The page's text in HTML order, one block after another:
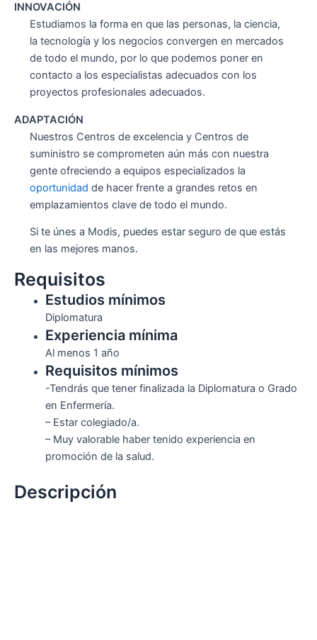
INNOVACIÓN
Estudiamos la forma en que las personas, la ciencia,
la tecnología y los negocios convergen en mercados
de todo el mundo, por lo que podemos poner en
contacto a los especialistas adecuados con los
proyectos profesionales adecuados.
ADAPTACIÓN
Nuestros Centros de excelencia y Centros de
suministro se comprometen aún más con nuestra
gente ofreciendo a equipos especializados la
oportunidad de hacer frente a grandes retos en
emplazamientos clave de todo el mundo.
Si te únes a Modis, puedes estar seguro de que estás
en las mejores manos.
Requisitos
Estudios mínimos
Diplomatura
Experiencia mínima
Al menos 1 año
Requisitos mínimos
-Tendrás que tener finalizada la Diplomatura o Grado
en Enfermería.
– Estar colegiado/a.
– Muy valorable haber tenido experiencia en
promoción de la salud.
Descripción